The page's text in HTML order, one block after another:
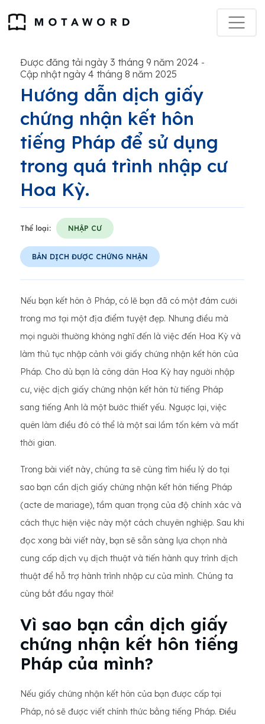
Được đăng tải ngày 3 tháng 9 năm 2024 -
Cập nhật ngày 4 tháng 8 năm 2025
Hướng dẫn dịch giấy
chứng nhận kết hôn
tiếng Pháp để sử dụng
trong quá trình nhập cư
Hoa Kỳ.
Thể loại: NHẬP CƯ
BẢN DỊCH ĐƯỢC CHỨNG NHẬN
Nếu bạn kết hôn ở Pháp, có lẽ bạn đã có một đám cưới
trong mơ tại một địa điểm tuyệt đẹp. Nhưng điều mà
mọi người thường không nghĩ đến là việc đến Hoa Kỳ và
làm thủ tục nhập cảnh với giấy chứng nhận kết hôn của
Pháp. Cho dù bạn là công dân Hoa Kỳ hay người nhập
cư, việc dịch giấy chứng nhận kết hôn từ tiếng Pháp
sang tiếng Anh là một bước thiết yếu. Ngược lại, việc
quên làm điều đó có thể là một sai lầm tốn kém và mất
thời gian.
Trong bài viết này, chúng ta sẽ cùng tìm hiểu lý do tại
sao bạn cần dịch giấy chứng nhận kết hôn tiếng Pháp
(acte de mariage), tầm quan trọng của độ chính xác và
cách thực hiện việc này một cách chuyên nghiệp. Sau khi
đọc xong bài viết này, bạn sẽ sẵn sàng lựa chọn nhà
cung cấp dịch vụ dịch thuật và tiến hành quy trình dịch
thuật để hỗ trợ hành trình nhập cư của mình. Chúng ta
cùng bắt đầu ngay thôi!
Vì sao bạn cần dịch giấy
chứng nhận kết hôn tiếng
Pháp của mình?
Nếu giấy chứng nhận kết hôn của bạn được cấp tại
Pháp, nó sẽ được viết chính thức bằng tiếng Pháp. Điều